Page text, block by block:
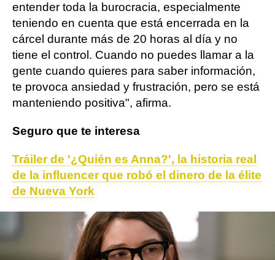
entender toda la burocracia, especialmente
teniendo en cuenta que está encerrada en la
cárcel durante más de 20 horas al día y no
tiene el control. Cuando no puedes llamar a la
gente cuando quieres para saber información,
te provoca ansiedad y frustración, pero se está
manteniendo positiva", afirma.
Seguro que te interesa
Tráiler de '¿Quién es Anna?', la historia real
de la influencer que robó el dinero de la élite
de Nueva York
Actualidad Series